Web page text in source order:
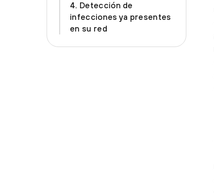
4. Detección de
infecciones ya presentes
en su red